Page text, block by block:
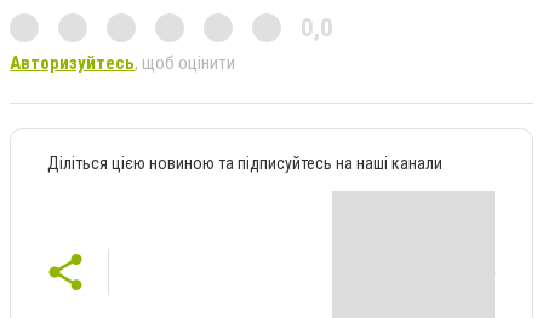
0,0
Авторизуйтесь, щоб оцінити
Діліться цією новиною та підписуйтесь на наші канали